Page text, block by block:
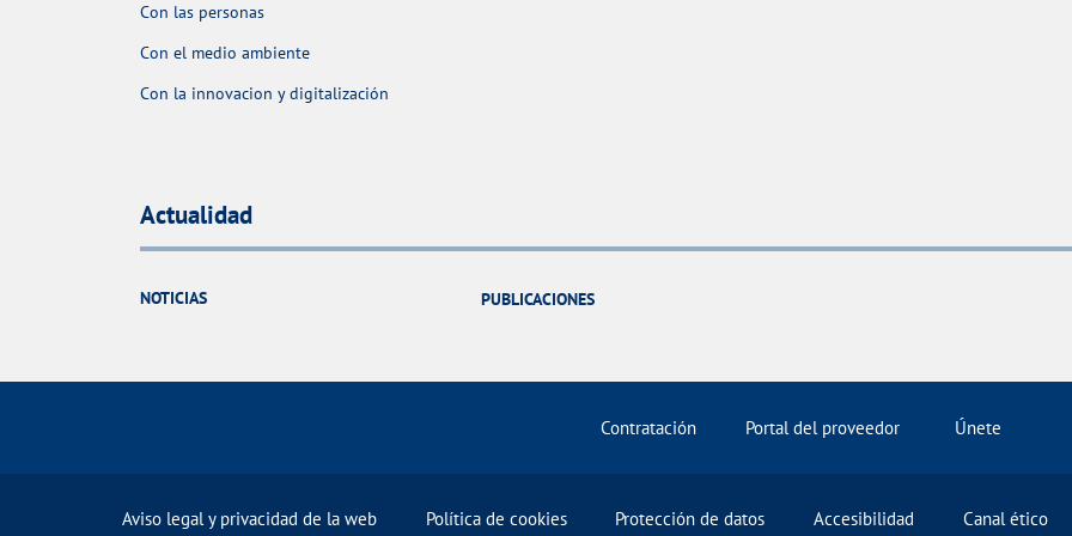
Con las personas
Con el medio ambiente
Con la innovacion y digitalización
Actualidad
NOTICIAS PUBLICACIONES
Contratación Portal del proveedor Únete
Aviso legal y privacidad de la web Política de cookies Protección de datos Accesibilidad Canal ético